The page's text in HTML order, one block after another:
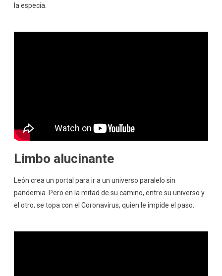
la especia.
Limbo alucinante
León crea un portal para ir a un universo paralelo sin
pandemia. Pero en la mitad de su camino, entre su universo y
el otro, se topa con el Coronavirus, quien le impide el paso.